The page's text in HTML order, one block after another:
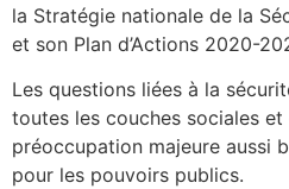
la Stratégie nationale de la
et son Plan d’Actions 2020-
Les questions liées à la
toutes les couches sociales
préoccupation majeure aussi
pour les pouvoirs publics.